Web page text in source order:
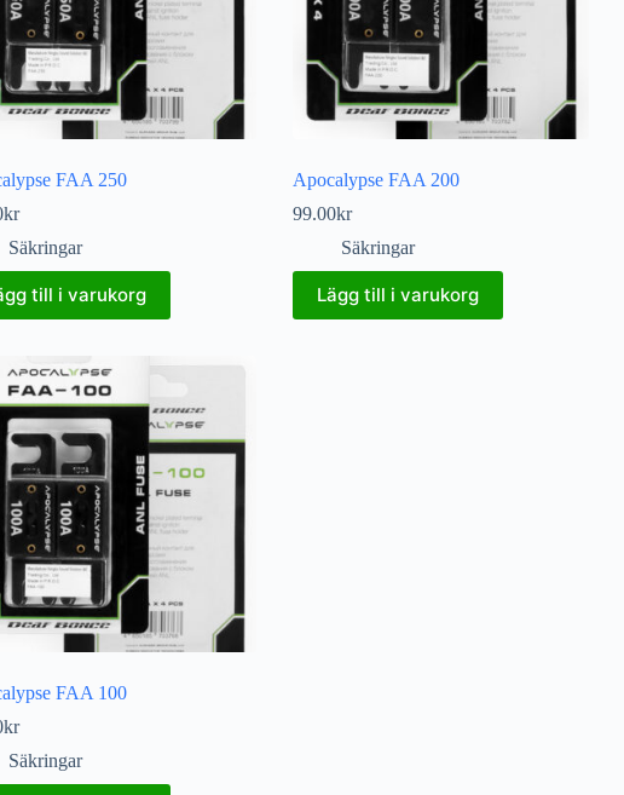
FAA 250
kr
Säkringar
till i varukorg
Apocalypse FAA 200
99.00kr
Säkringar
Lägg till i varukorg
FAA 100
kr
Säkringar